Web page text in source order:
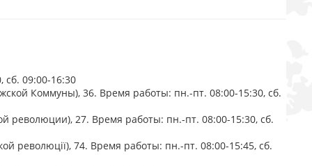
09:00-16:30
Коммуны), 36. Время работы: пн.-пт. 08:00-15:30, сб.
революции), 27. Время работы: пн.-пт. 08:00-15:30, сб.
революції), 74. Время работы: пн.-пт. 08:00-15:45, сб.